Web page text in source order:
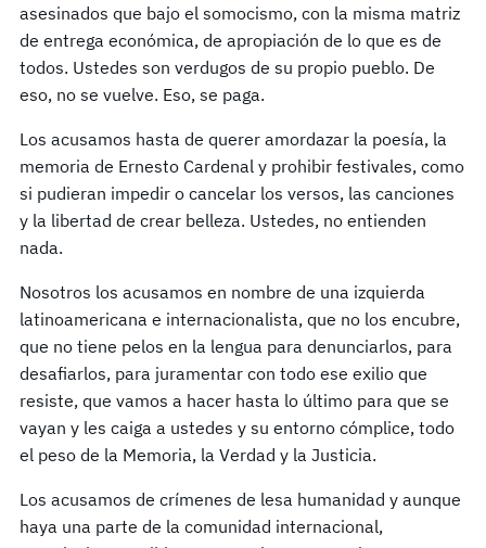
asesinados que bajo el somocismo, con la misma matriz
de entrega económica, de apropiación de lo que es de
todos. Ustedes son verdugos de su propio pueblo. De
eso, no se vuelve. Eso, se paga.
Los acusamos hasta de querer amordazar la poesía, la
memoria de Ernesto Cardenal y prohibir festivales, como
si pudieran impedir o cancelar los versos, las canciones
y la libertad de crear belleza. Ustedes, no entienden
nada.
Nosotros los acusamos en nombre de una izquierda
latinoamericana e internacionalista, que no los encubre,
que no tiene pelos en la lengua para denunciarlos, para
desafiarlos, para juramentar con todo ese exilio que
resiste, que vamos a hacer hasta lo último para que se
vayan y les caiga a ustedes y su entorno cómplice, todo
el peso de la Memoria, la Verdad y la Justicia.
Los acusamos de crímenes de lesa humanidad y aunque
haya una parte de la comunidad internacional,